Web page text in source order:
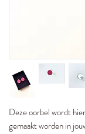
Deze oorbel wordt
gemaakt worden in